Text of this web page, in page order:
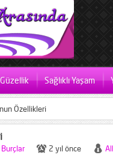
Güzellik Sağlıklı Yaşam
Özellikleri
2 yıl önce